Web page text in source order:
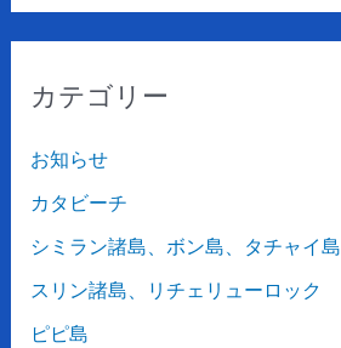
カテゴリー
お知らせ
カタビーチ
シミラン諸島、ボン島、タチャイ島
スリン諸島、リチェリューロック
ピピ島